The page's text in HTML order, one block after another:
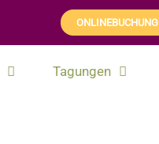
ONLINEBUCHUNG
Tagungen